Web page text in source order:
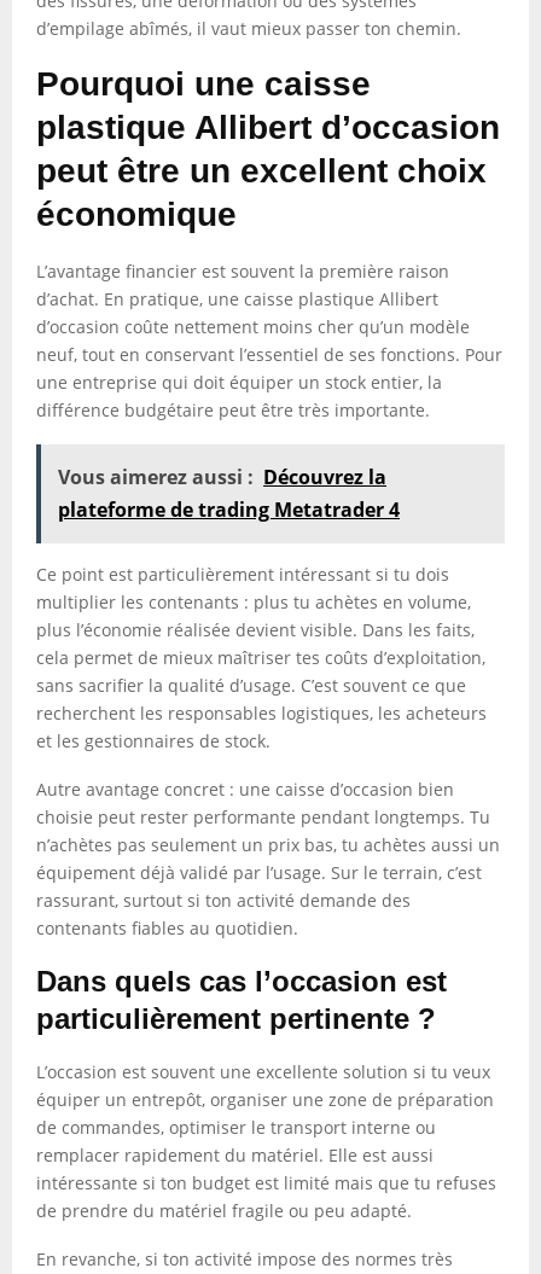
d’empilage abîmés, il vaut mieux passer ton chemin.
Pourquoi une caisse
plastique Allibert d’occasion
peut être un excellent choix
économique
L’avantage financier est souvent la première raison
d’achat. En pratique, une caisse plastique Allibert
d’occasion coûte nettement moins cher qu’un modèle
neuf, tout en conservant l’essentiel de ses fonctions. Pour
une entreprise qui doit équiper un stock entier, la
différence budgétaire peut être très importante.
Vous aimerez aussi : Découvrez la
plateforme de trading Metatrader 4
Ce point est particulièrement intéressant si tu dois
multiplier les contenants : plus tu achètes en volume,
plus l’économie réalisée devient visible. Dans les faits,
cela permet de mieux maîtriser tes coûts d’exploitation,
sans sacrifier la qualité d’usage. C’est souvent ce que
recherchent les responsables logistiques, les acheteurs
et les gestionnaires de stock.
Autre avantage concret : une caisse d’occasion bien
choisie peut rester performante pendant longtemps. Tu
n’achètes pas seulement un prix bas, tu achètes aussi un
équipement déjà validé par l’usage. Sur le terrain, c’est
rassurant, surtout si ton activité demande des
contenants fiables au quotidien.
Dans quels cas l’occasion est
particulièrement pertinente ?
L’occasion est souvent une excellente solution si tu veux
équiper un entrepôt, organiser une zone de préparation
de commandes, optimiser le transport interne ou
remplacer rapidement du matériel. Elle est aussi
intéressante si ton budget est limité mais que tu refuses
de prendre du matériel fragile ou peu adapté.
En revanche, si ton activité impose des normes très